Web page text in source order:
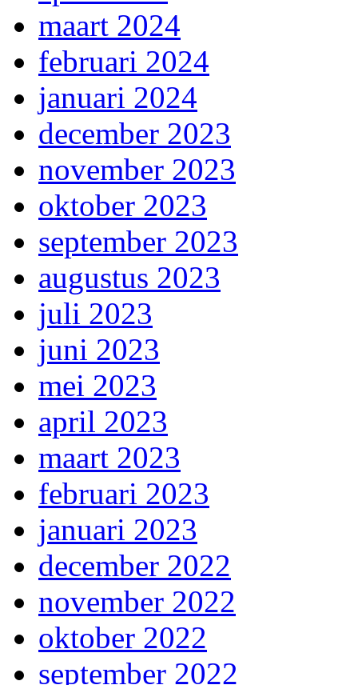
maart 2024
februari 2024
januari 2024
december 2023
november 2023
oktober 2023
september 2023
augustus 2023
juli 2023
juni 2023
mei 2023
april 2023
maart 2023
februari 2023
januari 2023
december 2022
november 2022
oktober 2022
september 2022